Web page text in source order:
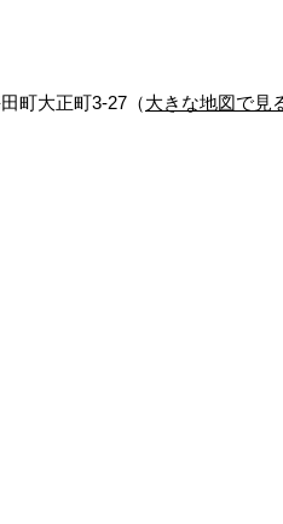
町大正町3-27（大きな地図で見